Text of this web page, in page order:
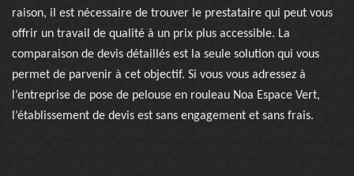
raison, il est nécessaire de trouver le prestataire qui peut vous
offrir un travail de qualité à un prix plus accessible. La
comparaison de devis détaillés est la seule solution qui vous
permet de parvenir à cet objectif. Si vous vous adressez à
l’entreprise de pose de pelouse en rouleau Noa Espace Vert,
l’établissement de devis est sans engagement et sans frais.